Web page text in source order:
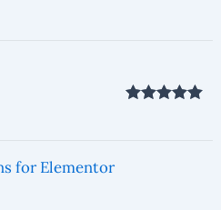
for Elementor